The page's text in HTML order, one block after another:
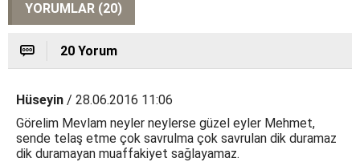
YORUMLAR (20)
20 Yorum
Hüseyin / 28.06.2016 11:06
Görelim Mevlam neyler neylerse güzel eyler Mehmet,
sende telaş etme çok savrulma çok savrulan dik duramaz
dik duramayan muaffakiyet sağlayamaz.